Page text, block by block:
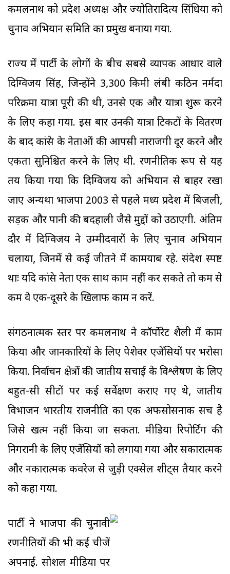
कमलनाथ को प्रदेश अध्यक्ष और ज्योतिरादित्य सिंधिया को
चुनाव अभियान समिति का प्रमुख बनाया गया.
राज्य में पार्टी के लोगों के बीच सबसे व्यापक आधार वाले
दिग्विजय सिंह, जिन्होंने 3,300 किमी लंबी कठिन नर्मदा
परिक्रमा यात्रा पूरी की थी, उनसे एक और यात्रा शुरू करने
के लिए कहा गया. इस बार उनकी यात्रा टिकटों के वितरण
के बाद कांग्रेस के नेताओं की आपसी नाराजगी दूर करने और
एकता सुनिश्चित करने के लिए थी. रणनीतिक रूप से यह
तय किया गया कि दिग्विजय को अभियान से बाहर रखा
जाए अन्यथा भाजपा 2003 से पहले मध्य प्रदेश में बिजली,
सड़क और पानी की बदहाली जैसे मुद्दों को उठाएगी. अंतिम
दौर में दिग्विजय ने उम्मीदवारों के लिए चुनाव अभियान
चलाया, जिनमें से कई जीतने में कामयाब रहे. संदेश स्पष्ट
थाः यदि कांग्रेस नेता एक साथ काम नहीं कर सकते तो कम से
कम वे एक-दूसरे के खिलाफ काम न करें.
संगठनात्मक स्तर पर कमलनाथ ने कॉर्पोरेट शैली में काम
किया और जानकारियों के लिए पेशेवर एजेंसियों पर भरोसा
किया. निर्वाचन क्षेत्रों की जातीय सचाई के विश्लेषण के लिए
बहुत-सी सीटों पर कई सर्वेक्षण कराए गए थे, जातीय
विभाजन भारतीय राजनीति का एक अफसोसनाक सच है
जिसे खत्म नहीं किया जा सकता. मीडिया रिपोर्टिंग की
निगरानी के लिए एजेंसियों को लगाया गया और सकारात्मक
और नकारात्मक कवरेज से जुड़ी एक्सेल शीट्स तैयार करने
को कहा गया.
पार्टी ने भाजपा की चुनावी
रणनीतियों की भी कई चीजें
अपनाईं. सोशल मीडिया पर